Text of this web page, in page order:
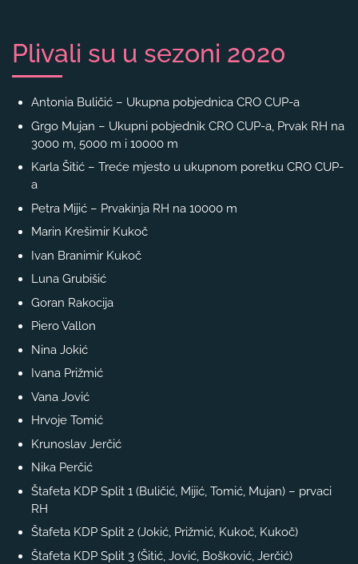
Plivali su u sezoni 2020
Antonia Buličić – Ukupna pobjednica CRO CUP-a
Grgo Mujan – Ukupni pobjednik CRO CUP-a, Prvak RH na
3000 m, 5000 m i 10000 m
Karla Šitić – Treće mjesto u ukupnom poretku CRO CUP-
a
Petra Mijić – Prvakinja RH na 10000 m
Marin Krešimir Kukoč
Ivan Branimir Kukoč
Luna Grubišić
Goran Rakocija
Piero Vallon
Nina Jokić
Ivana Prižmić
Vana Jović
Hrvoje Tomić
Krunoslav Jerčić
Nika Perčić
Štafeta KDP Split 1 (Buličić, Mijić, Tomić, Mujan) – prvaci
RH
Štafeta KDP Split 2 (Jokić, Prižmić, Kukoč, Kukoč)
Štafeta KDP Split 3 (Šitić, Jović, Bošković, Jerčić)